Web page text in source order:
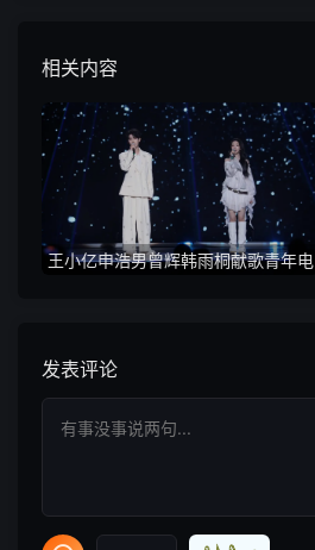
相关内容
王小亿申浩男曾辉韩雨桐献歌青年电
发表评论